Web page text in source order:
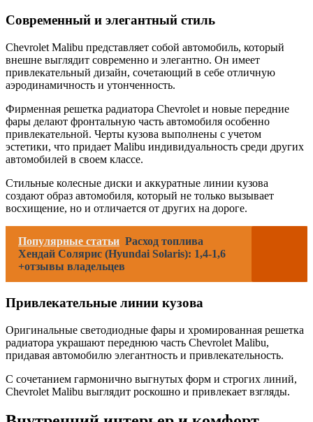
Современный и элегантный стиль
Chevrolet Malibu представляет собой автомобиль, который
внешне выглядит современно и элегантно. Он имеет
привлекательный дизайн, сочетающий в себе отличную
аэродинамичность и утонченность.
Фирменная решетка радиатора Chevrolet и новые передние
фары делают фронтальную часть автомобиля особенно
привлекательной. Черты кузова выполнены с учетом
эстетики, что придает Malibu индивидуальность среди других
автомобилей в своем классе.
Стильные колесные диски и аккуратные линии кузова
создают образ автомобиля, который не только вызывает
восхищение, но и отличается от других на дороге.
Популярные статьи Расход топлива
Хендай Солярис (Hyundai Solaris): 1,4-1,6
+отзывы владельцев
Привлекательные линии кузова
Оригинальные светодиодные фары и хромированная решетка
радиатора украшают переднюю часть Chevrolet Malibu,
придавая автомобилю элегантность и привлекательность.
С сочетанием гармонично выгнутых форм и строгих линий,
Chevrolet Malibu выглядит роскошно и привлекает взгляды.